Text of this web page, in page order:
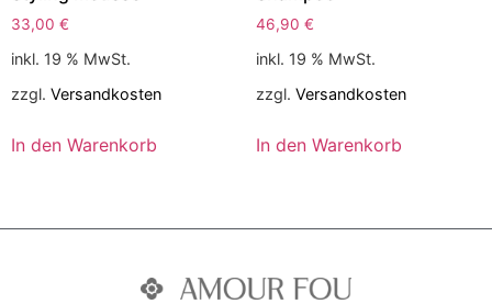
33,00 €
inkl. 19 % MwSt.
zzgl. Versandkosten
In den Warenkorb
46,90 €
inkl. 19 % MwSt.
zzgl. Versandkosten
In den Warenkorb